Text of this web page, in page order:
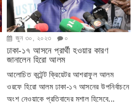
জুন ৩০, ২০২৩ ০
ঢাকা-১৭ আসনে প্রার্থী হওয়ার কারণ
জানালেন হিরো আলম
আলোচিত কন্টেন্ট ক্রিয়েটর আশরাফুল আলম
ওরফে হিরো আলম ঢাকা-১৭ আসনের উপনির্বাচনে
অংশ নেওয়াকে প্রতিবাদের মশাল হিসেবে...